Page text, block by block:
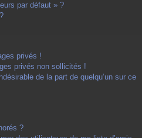
par défaut » ?
privés !
privés non sollicités !
de la part de quelqu’un sur ce
?